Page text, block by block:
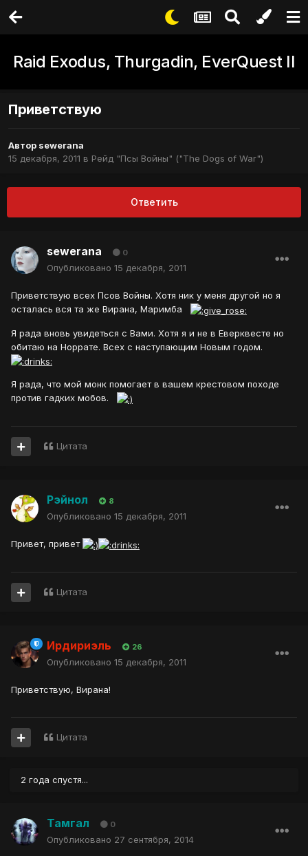
Raid Exodus, Thurgadin, EverQuest II
Приветствую
Автор sewerana
15 декабря, 2011 в Рейд "Псы Войны" ("The Dogs of War")
Ответить
sewerana 0
Опубликовано 15 декабря, 2011
Приветствую всех Псов Войны. Хотя ник у меня другой но я
осталась вся та же Вирана, Маримба
Я рада вновь увидеться с Вами. Хотя я и не в Еверквесте но
обитаю на Норрате. Всех с наступающим Новым годом.
Я рада, что мой монк помогает в вашем крестовом походе
против гадких мобов.
Цитата
Рэйнол 8
Опубликовано 15 декабря, 2011
Привет, привет
Цитата
Ирдириэль 26
Опубликовано 15 декабря, 2011
Приветствую, Вирана!
Цитата
2 года спустя...
Тамгал 0
Опубликовано 27 сентября, 2014